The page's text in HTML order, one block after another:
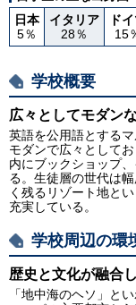
日本
5％
イタリア
28％
ド
15
学校概要
広々としてモダン
英語を公用語とする
モダンで広々として
内にブックショップ
る。生徒層の世代は
く残るリゾート地と
充実している。
学校周辺の環
歴史と文化が融合
「地中海のヘソ」と